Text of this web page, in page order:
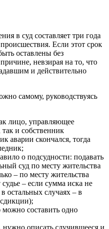
в суд составляет три года
Если этот срок
оставлены без
невзирая на то, что
и действительно
самому, руководствуясь
лицо, управляющее
и собственник
аварии скончался, тогда
о подсудности: подавать
суд по месту жительства
– по месту жительства
– если сумма иска не
остальных случаях – в
можно составить одно
нужно описать случившееся и